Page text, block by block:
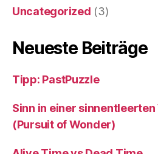
Uncategorized (3)
Neueste Beiträge
Tipp: PastPuzzle
Sinn in einer
(Pursuit of Wonder)